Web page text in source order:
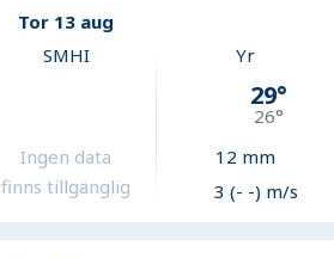
Tor 13 aug
SMHI
Ingen data
finns tillgänglig
Yr
29°
26°
12 mm
3 (- -) m/s